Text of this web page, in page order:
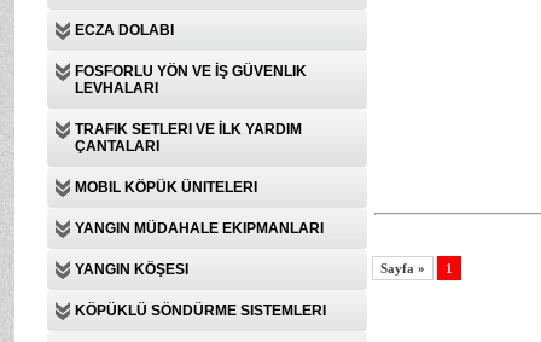
ECZA DOLABI
FOSFORLU YÖN VE İŞ GÜVENLIK
LEVHALARI
TRAFIK SETLERI VE İLK YARDIM
ÇANTALARI
MOBIL KÖPÜK ÜNITELERI
YANGIN MÜDAHALE EKIPMANLARI
YANGIN KÖŞESI
KÖPÜKLÜ SÖNDÜRME SISTEMLERI
Sayfa » 1